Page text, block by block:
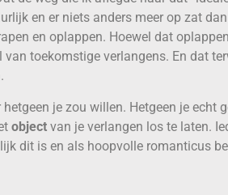
en er niets anders meer op zat
en oplappen. Hoewel dat
toekomstige verlangens. En dat
je zou willen. Hetgeen je echt
object van je verlangen los te laten.
dit is en als hoopvolle romanticus